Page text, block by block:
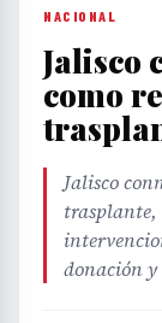
NACIONAL
Jalisco
como
Jalisco
donación y